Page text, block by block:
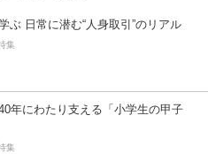
ぶ 日常に潜む“人身取引”のリアル
集
年にわたり支える「小学生の甲子
集